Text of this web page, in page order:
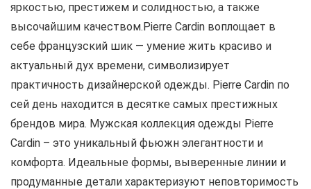
яркостью, престижем и солидностью, а также
высочайшим качеством.Pierre Cardin воплощает в
себе французский шик — умение жить красиво и
актуальный дух времени, символизирует
практичность дизайнерской одежды. Pierre Cardin по
сей день находится в десятке самых престижных
брендов мира. Мужская коллекция одежды Pierre
Cardin – это уникальный фьюжн элегантности и
комфорта. Идеальные формы, выверенные линии и
продуманные детали характеризуют неповторимость